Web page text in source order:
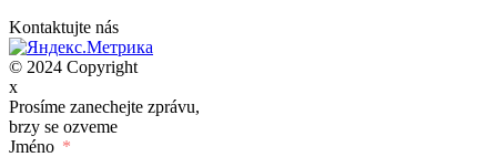
Kontaktujte nás
© 2024 Copyright
x
Prosíme zanechejte zprávu,
brzy se ozveme
Jméno